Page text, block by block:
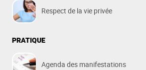
Respect de la vie privée
PRATIQUE
Agenda des manifestations